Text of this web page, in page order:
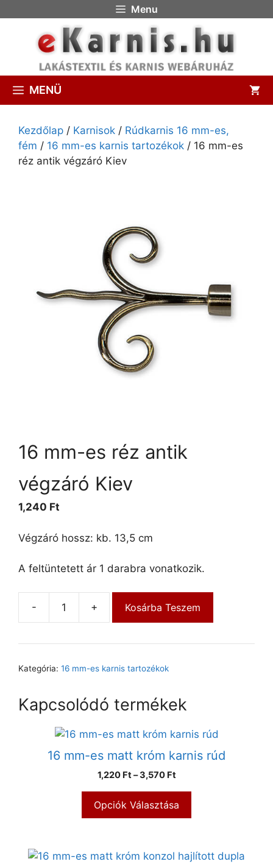
Menu
MENÜ
Kezdőlap / Karnisok / Rúdkarnis 16 mm-es,
fém / 16 mm-es karnis tartozékok / 16 mm-es
réz antik végzáró Kiev
16 mm-es réz antik
végzáró Kiev
1,240 Ft
Végzáró hossz: kb. 13,5 cm
A feltüntetett ár 1 darabra vonatkozik.
- + Kosárba Teszem
Kategória: 16 mm-es karnis tartozékok
Kapcsolódó termékek
16 mm-es matt króm karnis rúd
1,220 Ft–3,570 Ft
Opciók Választása